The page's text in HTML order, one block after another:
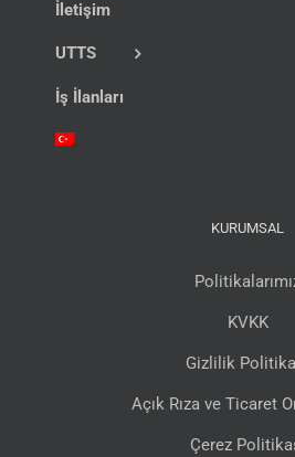
İletişim
UTTS
İş İlanları
KURUMSAL
KVKK
Gizlilik
Açık Rıza ve Ticaret
Çerez